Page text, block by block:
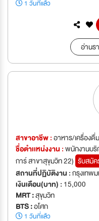
1 วันที่แล้ว
อ่านร
สาขาอาชีพ :อาหาร/เครื่อง
ชื่อตำเเหน่งงาน :พนักงานบริ
การ์ สาขาสุขุมวิท 22) รับสมั
สถานที่ปฏิบัติงาน :กรุงเทพ
เงินเดือน(บาท) : 15,000
MRT :สุขุมวิท
BTS :อโศก
1 วันที่แล้ว